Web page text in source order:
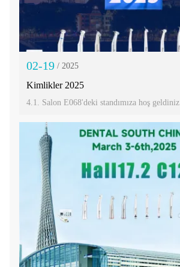
02-19 / 2025
Kimlikler 2025
4.1. Salon E068'deki standımıza hoş geldiniz